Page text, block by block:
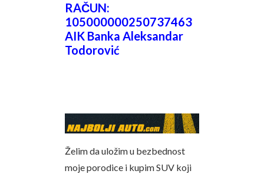
RAČUN:
105000000250737463
AIK Banka Aleksandar
Todorović
Želim da uložim u bezbednost
moje porodice i kupim SUV koji